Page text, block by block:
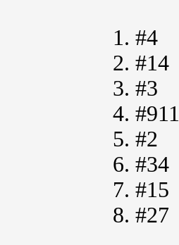
1. #4
2. #14
3. #3
4. #911
5. #2
6. #34
7. #15
8. #27